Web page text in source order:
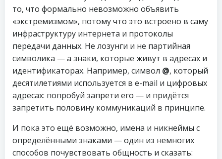
то, что формально невозможно объявить
«экстремизмом», потому что это встроено в саму
инфраструктуру интернета и протоколы
передачи данных. Не лозунги и не партийная
символика — а знаки, которые живут в адресах и
идентификаторах. Например, символ @, который
десятилетиями используется в e-mail и цифровых
адресах: попробуй запрети его — и придётся
запретить половину коммуникаций в принципе.
И пока это ещё возможно, имена и никнеймы с
определёнными знаками — один из немногих
способов почувствовать общность и сказать: